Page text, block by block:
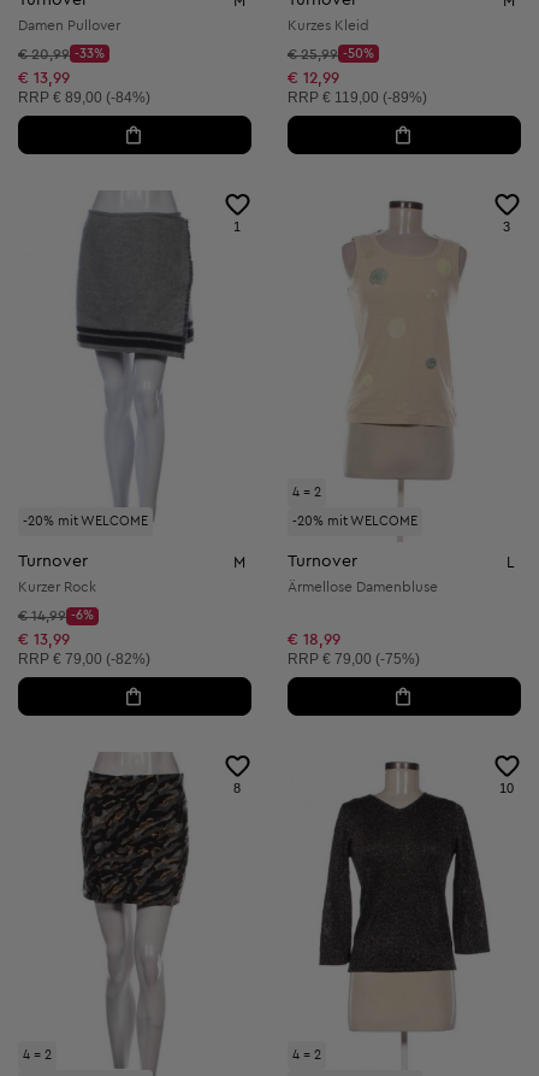
Damen Pullover
Startpreis:
€ 20,99
Discount Price:
-33%
Reduzierter Preis:
€ 13,99
Unverbindliche Preisempfehlung:
RRP € 89,00 (-84%)
Kurzes Kleid
Startpreis:
€ 25,99
Discount Price:
-50%
Reduzierter Preis:
€ 12,99
Unverbindliche Preisempfehlung:
RRP € 119,00 (-89%)
-20% mit WELCOME
1
Turnover M
Kurzer Rock
Startpreis:
€ 14,99
Discount Price:
-6%
Reduzierter Preis:
€ 13,99
Unverbindliche Preisempfehlung:
RRP € 79,00 (-82%)
4 = 2
-20% mit WELCOME
3
Turnover
Ärmellose Damenbluse
€ 18,99
Unverbindliche Preisempfehlung:
RRP € 79,00 (-75%)
4 = 2
8
4 = 2
10